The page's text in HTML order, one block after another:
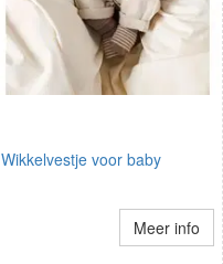
Wikkelvestje voor baby
Meer info